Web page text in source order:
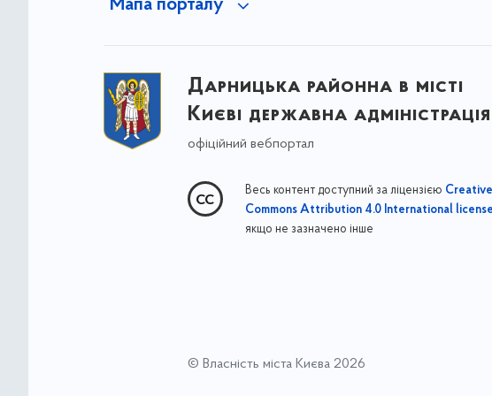
Мапа порталу
Дарницька районна в місті
Києві державна адміністрація
офіційний вебпортал
Весь контент доступний за ліцензією Creative
Commons Attribution 4.0 International license
якщо не зазначено інше
© Власність міста Києва 2026